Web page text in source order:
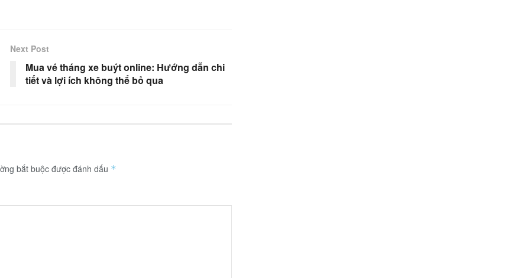
Next Post
Mua vé tháng xe buýt online: Hướng dẫn chi
tiết và lợi ích không thể bỏ qua
bắt buộc được đánh dấu *